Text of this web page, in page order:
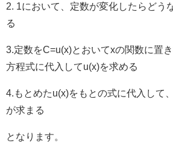
2. 1において、定数が変化したらどう
る
3.定数をC=u(x)とおいてxの関数に置
方程式に代入してu(x)を求める
4.もとめたu(x)をもとの式に代入して
が求まる
となります。